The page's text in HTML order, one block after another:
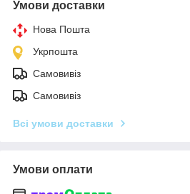
Умови доставки
Нова Пошта
Укрпошта
Самовивіз
Самовивіз
Всі умови доставки
Умови оплати